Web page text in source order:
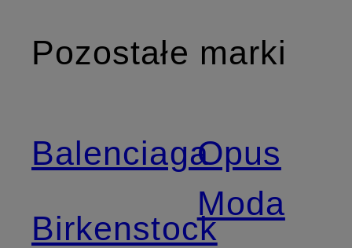
Pozostałe marki
Balenciaga
Birkenstock
Opus
Moda